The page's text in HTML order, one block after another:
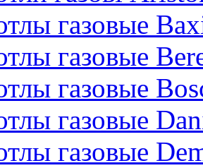
газовые
газовые
газовые
газовые
газовые